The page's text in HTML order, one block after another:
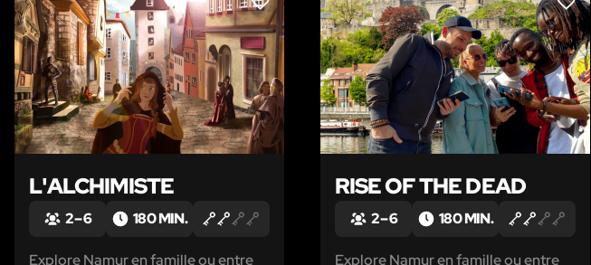
LIKE
L'ALCHIMISTE
2 – 6 180 MIN.
Explore Namur en famille ou entre
LIKE
RISE OF THE DEAD
2 – 6 180 MIN.
Explore Namur en famille ou entre